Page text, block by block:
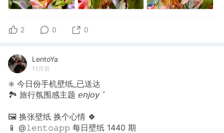
2 0 0
LentoYa
11月前
✳️ 今日份手机壁纸_已送达
🏞 旅行氛围感主题 𝘦𝘯𝘫𝘰𝘺 ˇ
🖼 换张壁纸 换个心情 🍀
📱 @𝚕𝚎𝚗𝚝𝚘𝚊𝚙𝚙 每日壁纸 1440 期